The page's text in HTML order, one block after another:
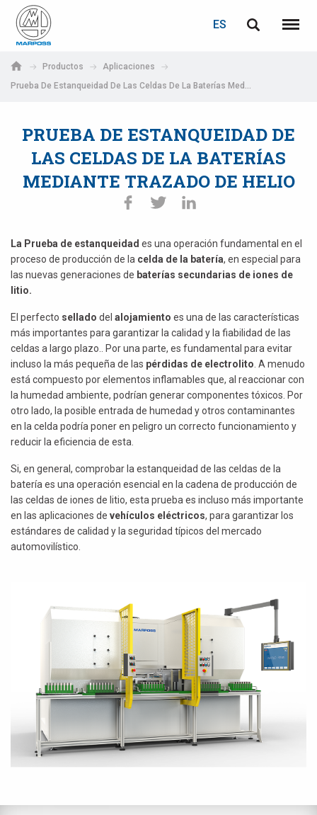
S.p.A.
ES
Menú
Productos
Aplicaciones
Prueba De Estanqueidad De Las Celdas De La Baterías Mediante Trazado De Helio
PRUEBA DE ESTANQUEIDAD DE
LAS CELDAS DE LA BATERÍAS
MEDIANTE TRAZADO DE HELIO
La Prueba de estanqueidad es una operación fundamental en el
proceso de producción de la celda de la batería, en especial para
las nuevas generaciones de baterías secundarias de iones de
litio.
El perfecto sellado del alojamiento es una de las características
más importantes para garantizar la calidad y la fiabilidad de las
celdas a largo plazo.. Por una parte, es fundamental para evitar
incluso la más pequeña de las pérdidas de electrolito . A menudo
está compuesto por elementos inflamables que, al reaccionar con
la humedad ambiente, podrían generar componentes tóxicos. Por
otro lado, la posible entrada de humedad y otros contaminantes
en la celda podría poner en peligro un correcto funcionamiento y
reducir la eficiencia de esta.
Si, en general, comprobar la estanqueidad de las celdas de la
batería es una operación esencial en la cadena de producción de
las celdas de iones de litio, esta prueba es incluso más importante
en las aplicaciones de vehículos eléctricos, para garantizar los
estándares de calidad y la seguridad típicos del mercado
automovilístico.
Deutsch
Français
Español
日本語 (Japanese)
한국어 (Korean)
ACCEDER
Correo electrónico
Si aún no está registrado, puede hacerlo ahora: ¡es gratis!